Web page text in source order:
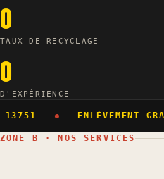
0
TAUX DE RECYCLAGE
0
D'EXPÉRIENCE
13751 ENLÈVEMENT
ZONE B · NOS SERVICES